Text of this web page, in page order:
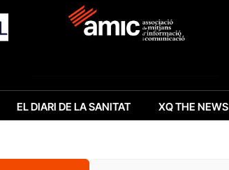
EL DIARI DE LA SANITAT XQ THE NEWS